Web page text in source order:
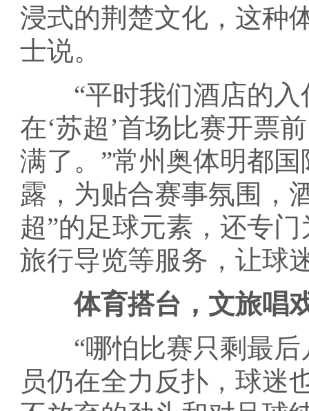
浸式的荆楚文化，这种
士说。
“平时我们酒店的入
在‘苏超’首场比赛开票
满了。”常州奥体明都
露，为贴合赛事氛围，
超”的足球元素，还专
旅行导览等服务，让球
体育搭台，文旅唱
“哪怕比赛只剩最后
员仍在全力反扑，球迷